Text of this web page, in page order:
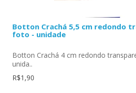
Botton Crachá 5,5 cm redondo
foto - unidade
Botton Crachá 4 cm redondo
unida..
R$1,90